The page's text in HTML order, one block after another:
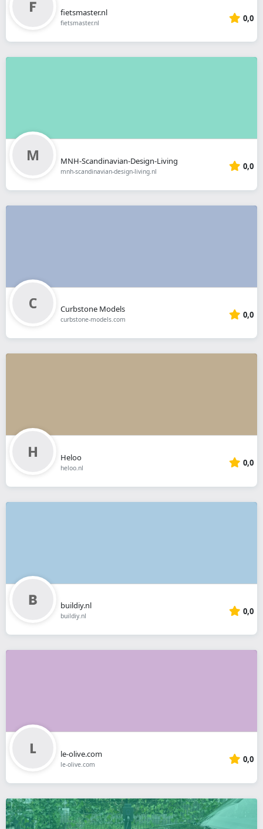
fietsmaster.nl
fietsmaster.nl 0,0
MNH-Scandinavian-Design-Living
mnh-scandinavian-design-living.nl 0,0
Curbstone Models
curbstone-models.com 0,0
Heloo
heloo.nl 0,0
buildiy.nl
buildiy.nl 0,0
le-olive.com
le-olive.com 0,0